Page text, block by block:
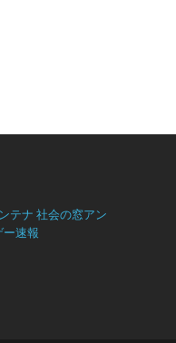
テナ 社会の窓アン
速報